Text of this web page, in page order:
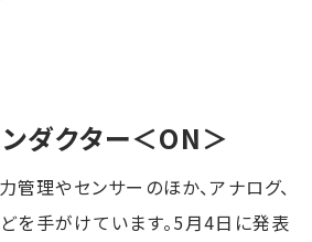
ダクター＜ON＞
管理やセンサーのほか、アナログ、
を手がけています。5月4日に発表